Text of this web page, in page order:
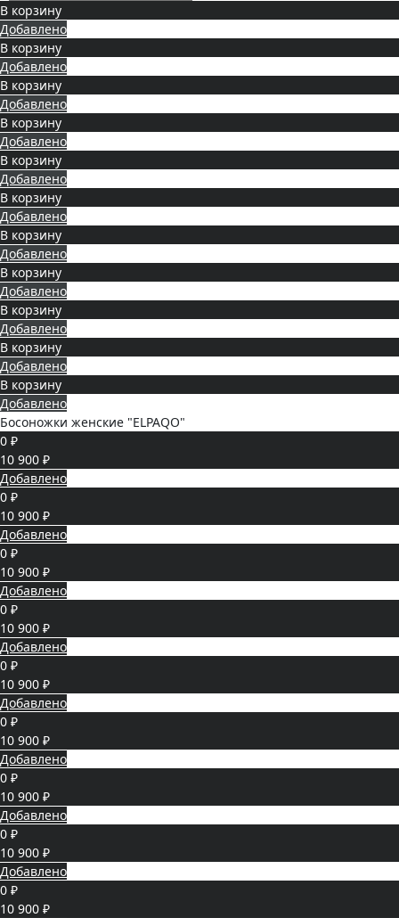
В корзину
Добавлено
В корзину
Добавлено
В корзину
Добавлено
В корзину
Добавлено
В корзину
Добавлено
В корзину
Добавлено
В корзину
Добавлено
В корзину
Добавлено
В корзину
Добавлено
В корзину
Добавлено
В корзину
Добавлено
Босоножки женские "ELPAQO"
0 ₽
10 900 ₽
Добавлено
0 ₽
10 900 ₽
Добавлено
0 ₽
10 900 ₽
Добавлено
0 ₽
10 900 ₽
Добавлено
0 ₽
10 900 ₽
Добавлено
0 ₽
10 900 ₽
Добавлено
0 ₽
10 900 ₽
Добавлено
0 ₽
10 900 ₽
Добавлено
0 ₽
10 900 ₽